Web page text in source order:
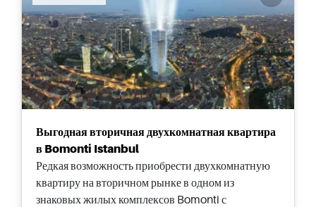
Выгодная вторичная двухкомнатная квартира
в Bomonti Istanbul
Редкая возможность приобрести двухкомнатную
квартиру на вторичном рынке в одном из
знаковых жилых комплексов Bomonti с